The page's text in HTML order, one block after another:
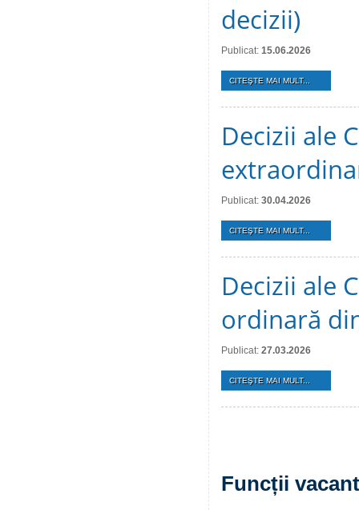
decizii)
Publicat: 15.06.2026
CITEŞTE MAI MULT...
Decizii ale
Publicat: 30.04.2026
CITEŞTE MAI MULT...
Decizii ale
ordinară
Publicat: 27.03.2026
CITEŞTE MAI MULT...
Funcții